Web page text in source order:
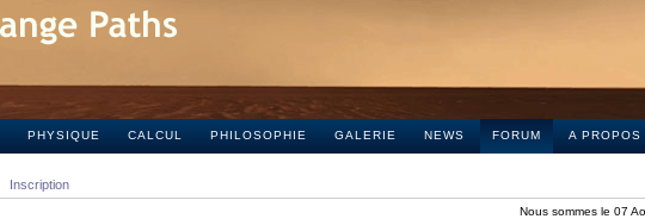
PHYSIQUE CALCUL PHILOSOPHIE GALERIE NEWS FORUM A PROPOS
Inscription
Nous sommes le 07